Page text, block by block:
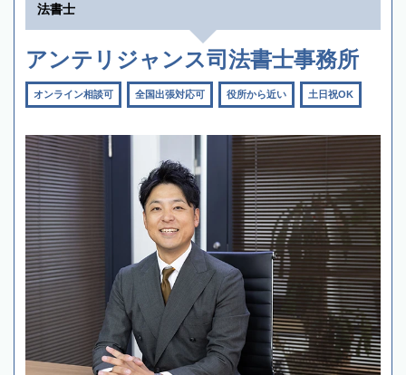
法書士
アンテリジャンス司法書士事務所
オンライン相談可 全国出張対応可 役所から近い 土日祝OK